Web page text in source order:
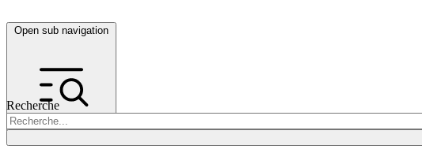
Open sub navigation
Recherche